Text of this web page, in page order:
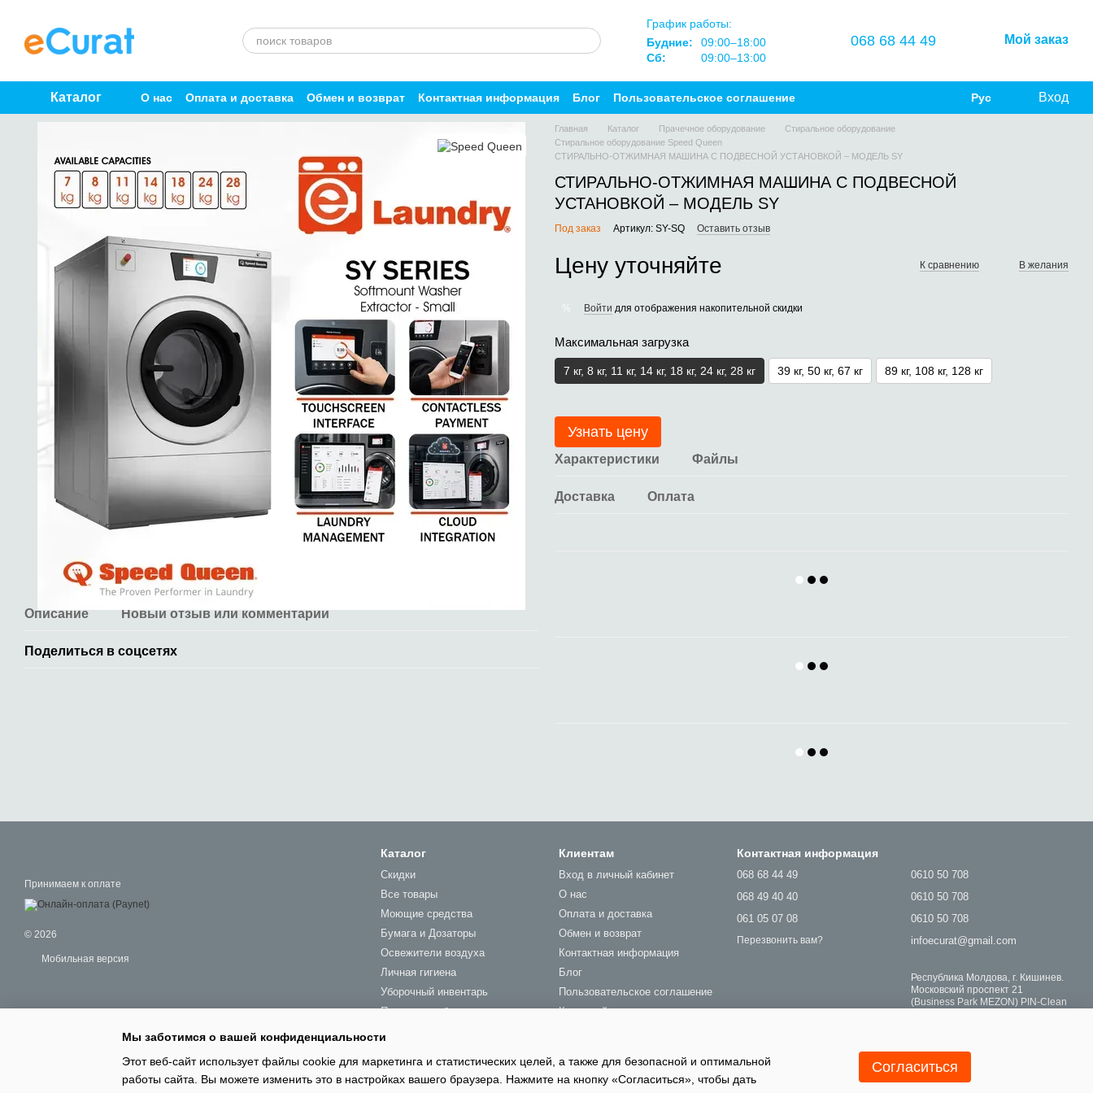
График работы:
Будние:
09:00–18:00
Сб:
09:00–13:00
068 68 44 49 Мой заказ
Каталог О нас Оплата и доставка Обмен и возврат Контактная информация Блог Пользовательское соглашение Рус Вход
Описание Новый отзыв или комментарий
Поделиться в соцсетях
Главная Каталог Прачечное оборудование
Стиральное оборудование
Стиральное оборудование Speed Queen
СТИРАЛЬНО-ОТЖИМНАЯ МАШИНА С ПОДВЕСНОЙ УСТАНОВКОЙ – МОДЕЛЬ SY
СТИРАЛЬНО-ОТЖИМНАЯ МАШИНА С ПОДВЕСНОЙ
УСТАНОВКОЙ – МОДЕЛЬ SY
Под заказ Артикул: SY-SQ Оставить отзыв
Цену уточняйте К сравнению В желания
% Войти для отображения накопительной скидки
Максимальная загрузка
7 кг, 8 кг, 11 кг, 14 кг, 18 кг, 24 кг, 28 кг 39 кг, 50 кг, 67 кг 89 кг, 108 кг, 128 кг
Узнать цену
Характеристики Файлы
Доставка Оплата
Принимаем к оплате
© 2026
Мобильная версия
Каталог
Скидки
Все товары
Моющие средства
Бумага и Дозаторы
Освежители воздуха
Личная гигиена
Уборочный инвентарь
Прачечное оборудование
Клиентам
Вход в личный кабинет
О нас
Оплата и доставка
Обмен и возврат
Контактная информация
Блог
Пользовательское соглашение
Карта сайта
Контактная информация
068 68 44 49
068 49 40 40
061 05 07 08
Перезвонить вам?
0610 50 708
0610 50 708
0610 50 708
infoecurat@gmail.com
Республика Молдова, г. Кишинев.
Московский проспект 21
(Business Park MEZON) PIN-Clean
Мы заботимся о вашей конфиденциальности
Этот веб-сайт использует файлы cookie для маркетинга и статистических целей, а также для безопасной и оптимальной
работы сайта. Вы можете изменить это в настройках вашего браузера. Нажмите на кнопку «Согласиться», чтобы дать
Согласиться